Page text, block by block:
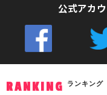
公式アカ
RANKING ランキング